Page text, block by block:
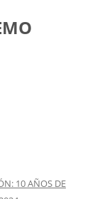
10 AÑOS DE